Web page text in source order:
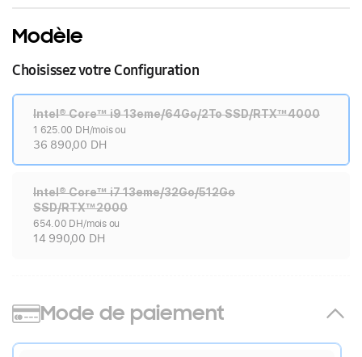
Modèle
Choisissez votre Configuration
Intel® Core™ i9 13eme/64Go/2To SSD/RTX™4000
1 625.00 DH/mois ou
36 890,00 DH
Intel® Core™ i7 13eme/32Go/512Go
SSD/RTX™2000
654.00 DH/mois ou
14 990,00 DH
Mode de paiement